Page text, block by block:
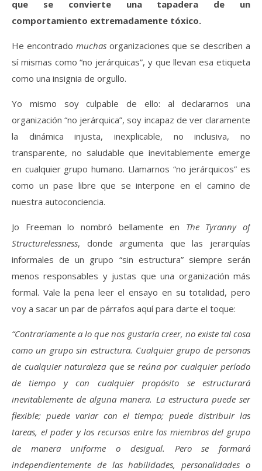
que se convierte una tapadera de un
comportamiento extremadamente tóxico.
He encontrado muchasorganizaciones que se describen a
sí mismas como “no jerárquicas”, y que llevan esa etiqueta
como una insignia de orgullo.
Yo mismo soy culpable de ello: al declararnos una
organización “no jerárquica”, soy incapaz de ver claramente
la dinámica injusta, inexplicable, no inclusiva, no
transparente, no saludable que inevitablemente emerge
en cualquier grupo humano. Llamarnos “no jerárquicos” es
como un pase libre que se interpone en el camino de
nuestra autoconciencia.
Jo Freeman lo nombró bellamente en The Tyranny of
Structurelessness, donde argumenta que las jerarquías
informales de un grupo “sin estructura” siempre serán
menos responsables y justas que una organización más
formal. Vale la pena leer el ensayo en su totalidad, pero
voy a sacar un par de párrafos aquí para darte el toque:
“Contrariamente a lo que nos gustaría creer, no existe tal cosa
como un grupo sin estructura. Cualquier grupo de personas
de cualquier naturaleza que se reúna por cualquier período
de tiempo y con cualquier propósito se estructurará
inevitablemente de alguna manera. La estructura puede ser
flexible; puede variar con el tiempo; puede distribuir las
tareas, el poder y los recursos entre los miembros del grupo
de manera uniforme o desigual. Pero se formará
independientemente de las habilidades, personalidades o